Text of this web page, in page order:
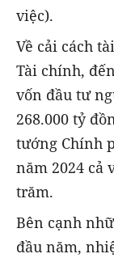
việc).
Về cải cách
Tài chính,
vốn đầu tư
268.000 tỷ
tướng Chính
năm 2024 cả
trăm.
Bên cạnh
đầu năm,